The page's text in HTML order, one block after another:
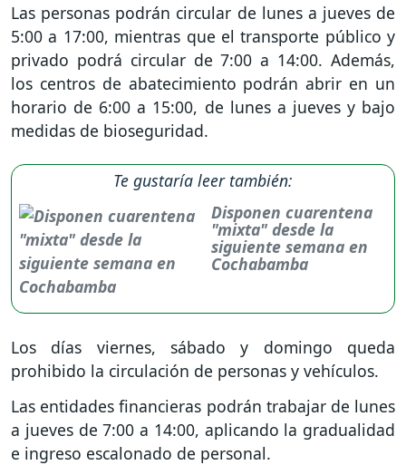
Las personas podrán circular de lunes a jueves de
5:00 a 17:00, mientras que el transporte público y
privado podrá circular de 7:00 a 14:00. Además,
los centros de abatecimiento podrán abrir en un
horario de 6:00 a 15:00, de lunes a jueves y bajo
medidas de bioseguridad.
Te gustaría leer también:
Disponen cuarentena
"mixta" desde la
siguiente semana en
Cochabamba
Los días viernes, sábado y domingo queda
prohibido la circulación de personas y vehículos.
Las entidades financieras podrán trabajar de lunes
a jueves de 7:00 a 14:00, aplicando la gradualidad
e ingreso escalonado de personal.